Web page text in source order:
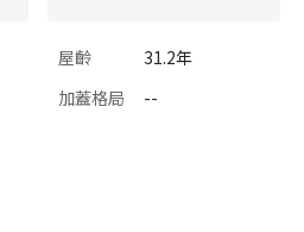
屋齡
31.2年
加蓋格局
--